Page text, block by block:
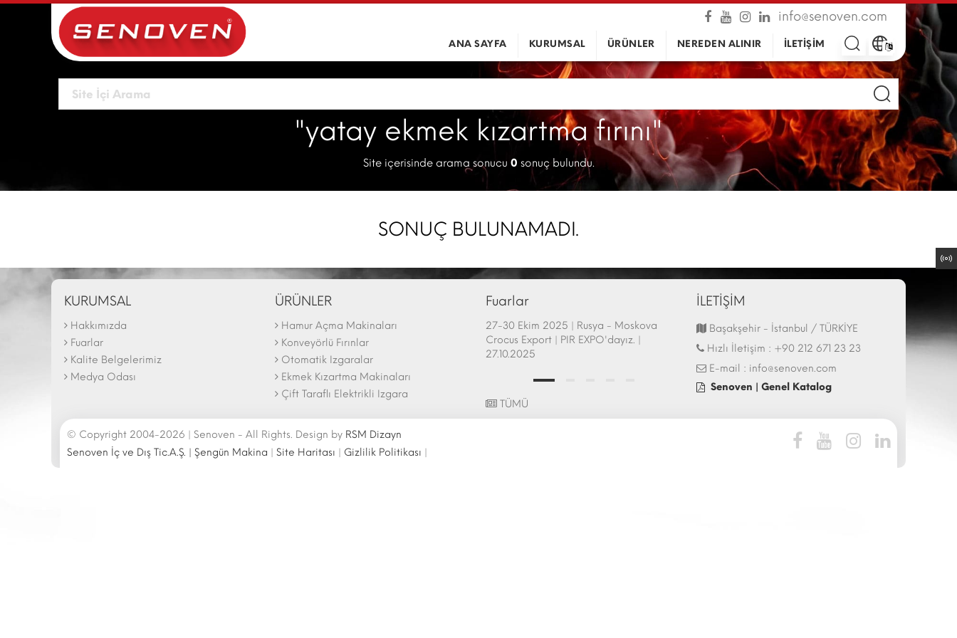
info@senoven.com
ANA SAYFA KURUMSAL ÜRÜNLER NEREDEN ALINIR İLETİŞİM
"yatay ekmek kızartma fırını"
Site içerisinde arama sonucu 0 sonuç bulundu.
SONUÇ BULUNAMADI.
KURUMSAL
Hakkımızda
Fuarlar
Kalite Belgelerimiz
Medya Odası
ÜRÜNLER
Hamur Açma Makinaları
Konveyörlü Fırınlar
Otomatik Izgaralar
Ekmek Kızartma Makinaları
Çift Taraflı Elektrikli Izgara
Fuarlar
The Nafem Show - Atlanta 26-28 Şubat
2025 Fuarı Katılımı | 26.02.2025
27-30 Ekim 2025 | Rusya - Moskova
Crocus Export | PIR EXPO'dayız. |
27.10.2025
44.İtalya - HostMilano 17-21 Ekim 2025
Fuarı Katılımı | 13.10.2025
Hostech by
İstanbul - Tüyap
TÜMÜ
İLETİŞİM
Başakşehir - İstanbul / TÜRKİYE
Hızlı İletişim : +90 212 671 23 23
E-mail : info@senoven.com
Senoven | Genel Katalog
© Copyright 2004-2026 | Senoven - All Rights. Design by RSM Dizayn
Senoven İç ve Dış Tic.A.Ş. | Şengün Makina | Site Haritası | Gizlilik Politikası |